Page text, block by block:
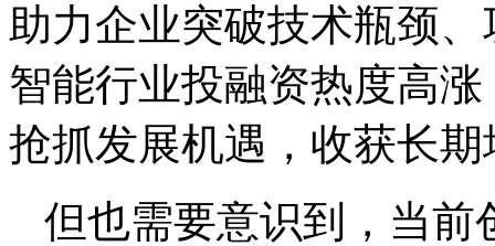
助力企业突破技术瓶颈
智能行业投融资热度高
抢抓发展机遇，收获长
但也需要意识到，当前